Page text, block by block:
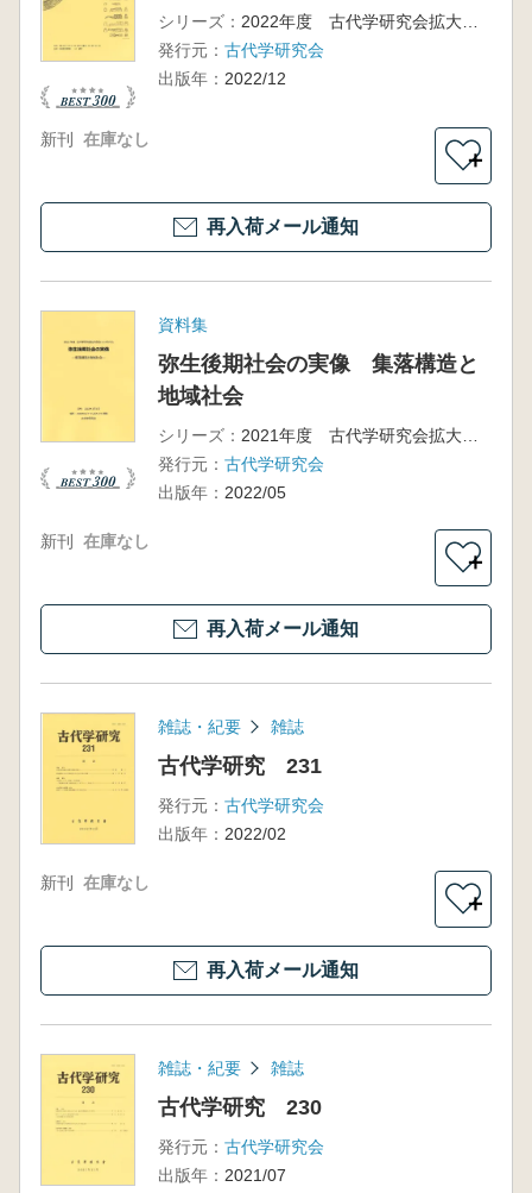
シリーズ：
2022年度 古代学研究会拡大例会・シンポジウム
発行元： 古代学研究会
出版年： 2022/12
新刊 在庫なし
＋
再入荷メール通知
資料集
弥生後期社会の実像 集落構造と
地域社会
シリーズ：
2021年度 古代学研究会拡大例会・シンポジウム
発行元： 古代学研究会
出版年： 2022/05
新刊 在庫なし
＋
再入荷メール通知
雑誌・紀要 雑誌
古代学研究 231
発行元： 古代学研究会
出版年： 2022/02
新刊 在庫なし
＋
再入荷メール通知
雑誌・紀要 雑誌
古代学研究 230
発行元： 古代学研究会
出版年： 2021/07